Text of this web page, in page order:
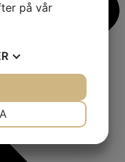
på vår
STATISTIK